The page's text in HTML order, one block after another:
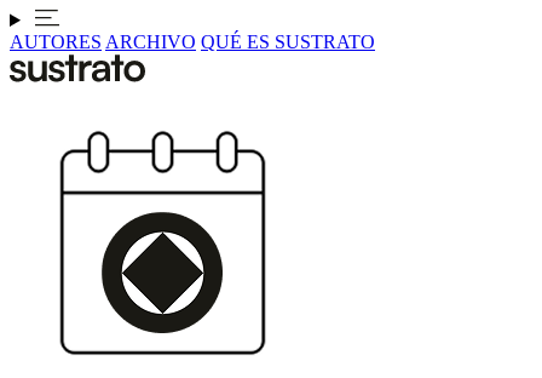
AUTORES ARCHIVO QUÉ ES SUSTRATO